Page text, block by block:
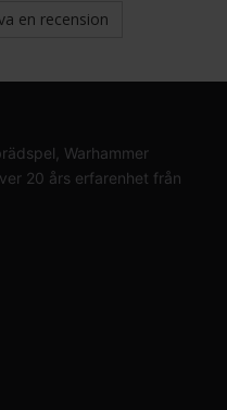
en recension
Warhammer
20 års erfarenhet från